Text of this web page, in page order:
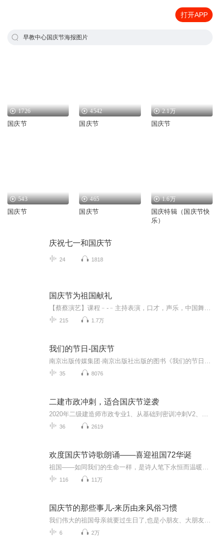
打开APP
早教中心国庆节海报图片
1726
国庆节
4542
国庆节
2.1万
国庆节
543
国庆节
465
国庆节
1.6万
国庆特辑（国庆节快
乐）
庆祝七一和国庆节
24 1818
国庆节为祖国献礼
215 1.7万
我们的节日-国庆节
35 8076
二建市政冲刺，适合国庆节逆袭
36 2619
欢度国庆节诗歌朗诵——喜迎祖国72华诞
116 11万
国庆节的那些事儿-来历由来风俗习惯
6 2万